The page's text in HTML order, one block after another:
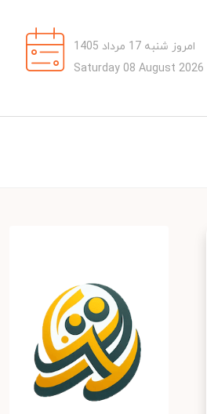
امروز شنبه 17 مرداد 1405
Saturday 08 August 2026